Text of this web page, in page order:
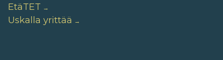
EtäTET
Uskalla yrittää